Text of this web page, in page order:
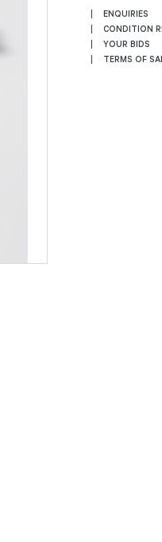
ENQUIRIES
CONDITION
YOUR BIDS
TERMS OF